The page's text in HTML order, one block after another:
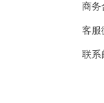
商务
客服
联系